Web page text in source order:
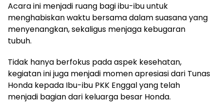
Acara ini menjadi ruang bagi ibu-ibu untuk
menghabiskan waktu bersama dalam suasana yang
menyenangkan, sekaligus menjaga kebugaran
tubuh.
Tidak hanya berfokus pada aspek kesehatan,
kegiatan ini juga menjadi momen apresiasi dari Tunas
Honda kepada Ibu-ibu PKK Enggal yang telah
menjadi bagian dari keluarga besar Honda.